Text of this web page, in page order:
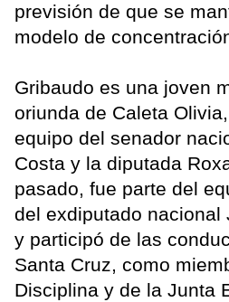
previsión de que se
modelo de
Gribaudo es una joven
oriunda de Caleta
equipo del senador
Costa y la diputada
pasado, fue parte del
del exdiputado nacional
y participó de las
Santa Cruz, como
Disciplina y de la Junta